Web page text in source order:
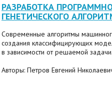
РАЗРАБОТКА
ГЕНЕТИЧЕСКОГО
Современные алгоритмы
создания классифицирующих
в зависимости от решаемой
Авторы: Петров Евгений